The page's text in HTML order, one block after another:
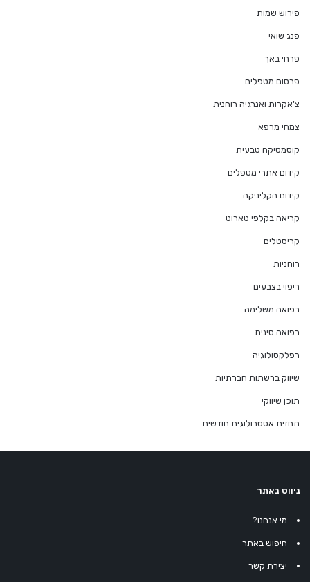
פירוש שמות
פנג שואי
פרחי באך
פרסום מטפלים
צ'אקרות ואנרגיה רוחנית
צמחי מרפא
קוסמטיקה טבעית
קידום אתרי מטפלים
קידום הקליניקה
קריאה בקלפי טארוט
קריסטלים
רוחניות
ריפוי בצבעים
רפואה משלימה
רפואה סינית
רפלקסולוגיה
שיווק ברשתות חברתיות
תוכן שיווקי
תחזית אסטרולוגית חודשית
ניווט באתר
מי אנחנו?
חיפוש באתר
יצירת קשר